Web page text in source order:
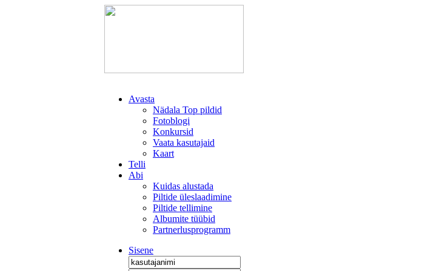
Avasta
Nädala Top pildid
Fotoblogi
Konkursid
Vaata kasutajaid
Kaart
Telli
Abi
Kuidas alustada
Piltide üleslaadimine
Piltide tellimine
Albumite tüübid
Partnerlusprogramm
Sisene